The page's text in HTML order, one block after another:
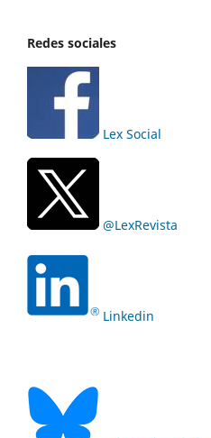
Redes sociales
Lex Social
@LexRevista
Linkedin